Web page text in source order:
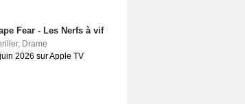
Fear - Les Nerfs à vif
, Drame
2026 sur Apple TV